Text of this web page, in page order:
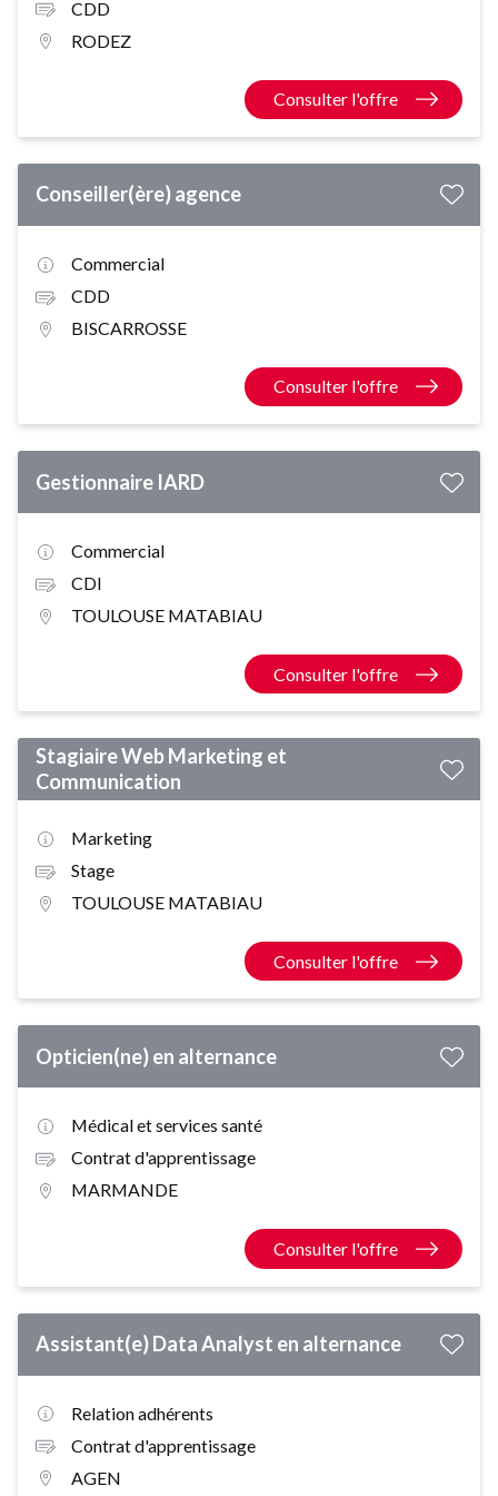
CDD
RODEZ
Consulter l'offre
Conseiller(ère) agence
Commercial
CDD
BISCARROSSE
Consulter l'offre
Gestionnaire IARD
Commercial
CDI
TOULOUSE MATABIAU
Consulter l'offre
Stagiaire Web Marketing et
Communication
Marketing
Stage
TOULOUSE MATABIAU
Consulter l'offre
Opticien(ne) en alternance
Médical et services santé
Contrat d'apprentissage
MARMANDE
Consulter l'offre
Assistant(e) Data Analyst en alternance
Relation adhérents
Contrat d'apprentissage
AGEN